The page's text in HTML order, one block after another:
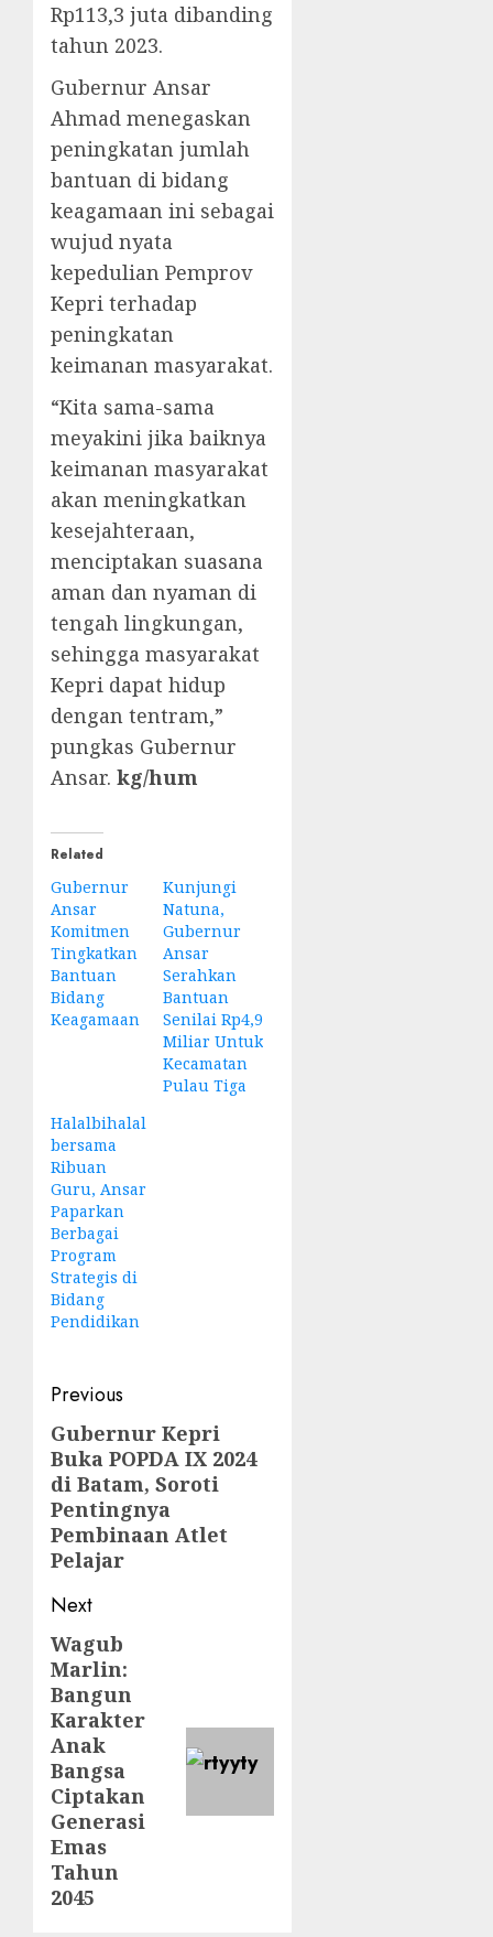
Rp113,3 juta dibanding
tahun 2023.
Gubernur Ansar
Ahmad menegaskan
peningkatan jumlah
bantuan di bidang
keagamaan ini sebagai
wujud nyata
kepedulian Pemprov
Kepri terhadap
peningkatan
keimanan masyarakat.
“Kita sama-sama
meyakini jika baiknya
keimanan masyarakat
akan meningkatkan
kesejahteraan,
menciptakan suasana
aman dan nyaman di
tengah lingkungan,
sehingga masyarakat
Kepri dapat hidup
dengan tentram,”
pungkas Gubernur
Ansar. kg/hum
Related
Gubernur
Ansar
Komitmen
Tingkatkan
Bantuan
Bidang
Keagamaan
Kunjungi
Natuna,
Gubernur
Ansar
Serahkan
Bantuan
Senilai Rp4,9
Miliar Untuk
Kecamatan
Pulau Tiga
Halalbihalal
bersama
Ribuan
Guru, Ansar
Paparkan
Berbagai
Program
Strategis di
Bidang
Pendidikan
Post
navigation
Previous
Previous
post:
Gubernur Kepri
Buka POPDA IX 2024
di Batam, Soroti
Pentingnya
Pembinaan Atlet
Pelajar
Next
Next
post:
Wagub
Marlin:
Bangun
Karakter
Anak
Bangsa
Ciptakan
Generasi
Emas
Tahun
2045